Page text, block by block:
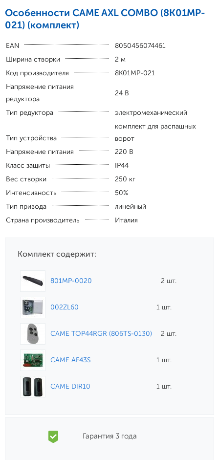
Особенности CAME AXL COMBO (8K01MP-
021) (комплект)
EAN
8050456074461
Ширина створки
2 м
Код производителя
8K01MP-021
Напряжение питания
редуктора
24 В
Тип редуктора электромеханический
Тип устройства
комплект для распашных
ворот
Напряжение питания
220 В
Класс защиты
IP44
Вес створки
250 кг
Интенсивность
50%
Тип привода
линейный
Страна производитель
Италия
Комплект содержит:
801MP-0020 2 шт.
002ZL60 1 шт.
CAME TOP44RGR (806TS-0130) 2 шт.
CAME AF43S 1 шт.
CAME DIR10 1 шт.
Гарантия 3 года